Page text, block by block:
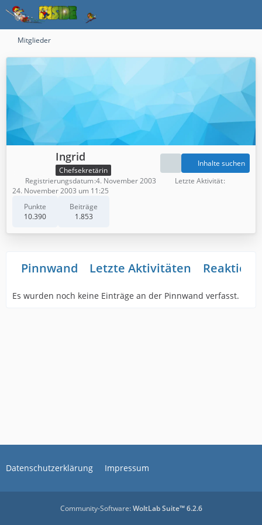
Mitglieder
Ingrid
Chefsekretärin
Punkte
10.390
Beiträge
1.853
Inhalte suchen
Registrierungsdatum 4. November 2003
Letzte Aktivität
24. November 2003 um 11:25
Pinnwand Letzte Aktivitäten
Es wurden noch keine Einträge an der Pinnwand verfasst.
Datenschutzerklärung Impressum
Community-Software:WoltLab Suite™ 6.2.6